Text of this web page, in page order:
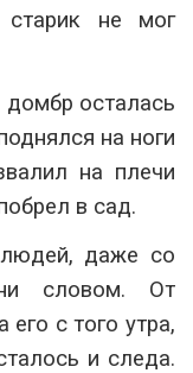
старик не мог
домбр осталась
на ноги
на плечи
в сад.
даже со
словом. От
с того утра,
и следа.